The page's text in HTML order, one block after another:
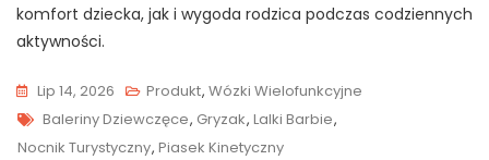
komfort dziecka, jak i wygoda rodzica podczas codziennych
aktywności.
Lip 14, 2026 Produkt, Wózki Wielofunkcyjne
Tags
Baleriny Dziewczęce, Gryzak, Lalki Barbie,
Nocnik Turystyczny, Piasek Kinetyczny